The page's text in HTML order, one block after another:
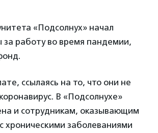
«Подсолнух» начал
работу во время пандемии,
ссылаясь на то, что они не
В «Подсолнухе»
и сотрудникам, оказывающим
хроническими заболеваниями